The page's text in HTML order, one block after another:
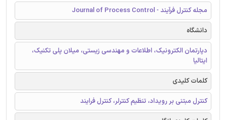
مجله کنترل فرآیند - Journal of Process Control
دانشگاه
دپارتمان الکترونیک، اطلاعات و مهندسی زیستی، میلان پلی تکنیک،
ایتالیا
کلمات کلیدی
کنترل مبتنی بر رویداد، تنظیم کنترلر، کنترل فرایند